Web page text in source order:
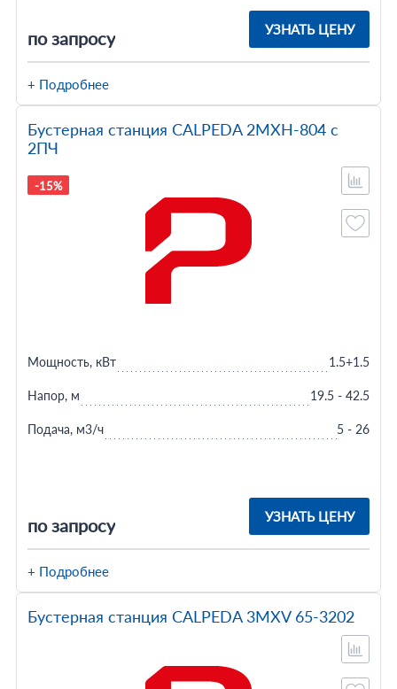
по запросу УЗНАТЬ ЦЕНУ
+ Подробнее
Бустерная станция CALPEDA 2MXH-804 с
2ПЧ
-15%
по запросу УЗНАТЬ ЦЕНУ
Мощность, кВт 1.5+1.5
Напор, м 19.5 - 42.5
Подача, м3/ч 5 - 26
+ Подробнее
Бустерная станция CALPEDA 3MXV 65-3202